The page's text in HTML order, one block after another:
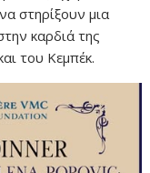
ναστηρίξουνμια
καρδιάτης
του Κεμπέκ.